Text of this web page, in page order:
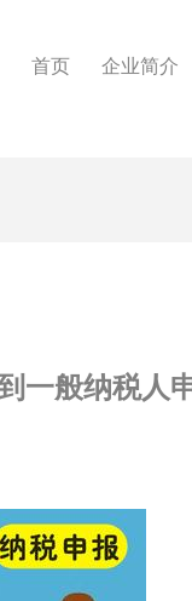
首页 企业简介
一般纳税人